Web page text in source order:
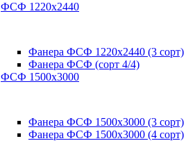
ФСФ 1220х2440
Фанера ФСФ 1220х2440 (3 сорт)
Фанера ФСФ (сорт 4/4)
ФСФ 1500х3000
Фанера ФСФ 1500х3000 (3 сорт)
Фанера ФСФ 1500х3000 (4 сорт)